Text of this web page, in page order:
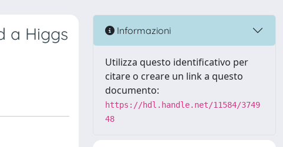
a Higgs
Informazioni
Utilizza questo identificativo per
citare o creare un link a questo
documento:
https://hdl.handle.net/11584/3749
48